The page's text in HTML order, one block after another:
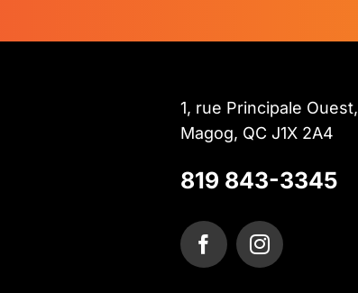
1, rue Principale Ouest,
Magog, QC J1X 2A4
819 843-3345